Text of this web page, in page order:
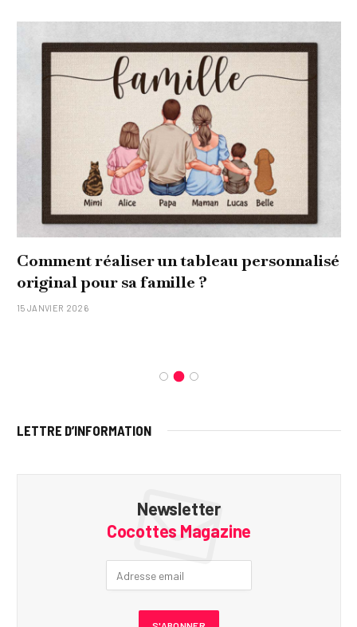
Comment réaliser un tableau personnalisé
original pour sa famille ?
15 JANVIER 2026
LETTRE D’INFORMATION
Newsletter
Cocottes Magazine